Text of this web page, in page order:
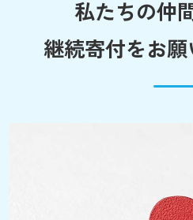
私たちの仲
継続寄付をお